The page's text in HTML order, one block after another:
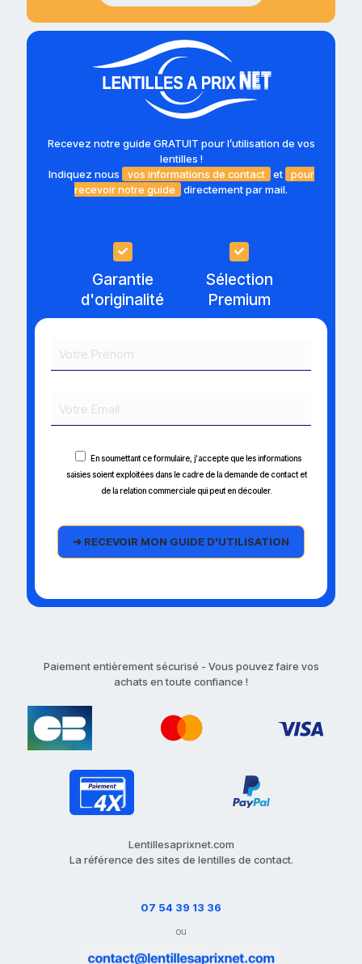
Recevez notre guide GRATUIT pour l’utilisation de vos
lentilles !
Indiquez nous
vos informations de contact et
pour
recevoir notre guide
directement par mail.
Garantie
d'originalité
Sélection
Premium
En soumettant ce formulaire, j'accepte que les informations
saisies soient exploitées dans le cadre de la demande de contact et
de la relation commerciale qui peut en découler.
Paiement entièrement sécurisé - Vous pouvez faire vos
achats en toute confiance !
Lentillesaprixnet.com
La référence des sites de lentilles de contact.
07 54 39 13 36
ou